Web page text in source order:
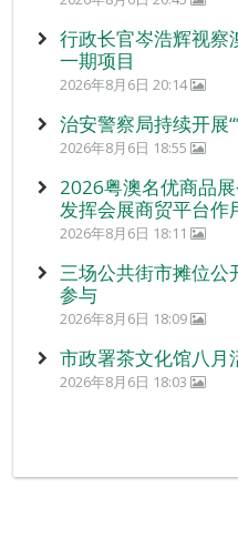
行政长官岑浩辉视察
一期项目
2026年8月6日 20:14
治安警察局持续开展
2026年8月6日 18:55
2026粤澳名优商品
发挥会展商贸平台作
2026年8月6日 18:11
三场公共街市摊位公
参与
2026年8月6日 18:09
市政署茶文化馆八月
2026年8月6日 18:03